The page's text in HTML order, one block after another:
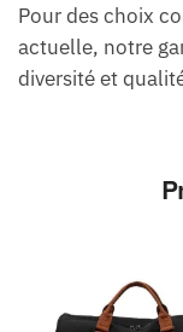
Pour des choix
actuelle, notre
diversité et